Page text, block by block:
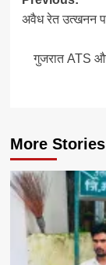
अवैध रेत उत्खनन
गुजरात ATS
More Stories